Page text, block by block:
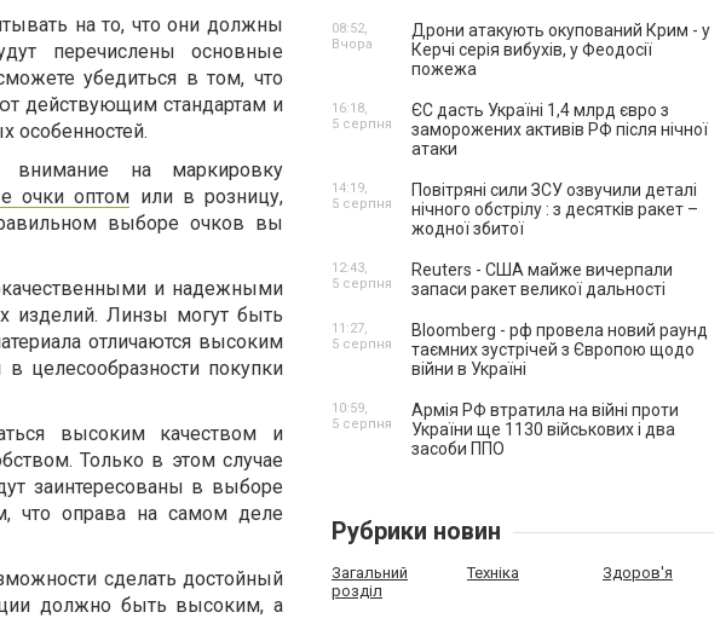
на то, что они должны
перечислены основные
убедиться в том, что
действующим стандартам и
особенностей.
на маркировку
очки оптом или в розницу,
выборе очков вы
и надежными
изделий. Линзы могут быть
отличаются высоким
целесообразности покупки
высоким качеством и
Только в этом случае
заинтересованы в выборе
что оправа на самом деле
сделать достойный
должно быть высоким, а
Дрони атакують окупований Крим - у
Керчі серія вибухів, у Феодосії
пожежа
08:52,
Вчора
ЄС дасть Україні 1,4 млрд євро з
заморожених активів РФ після нічної
атаки
16:18,
5 серпня
Повітряні сили ЗСУ озвучили деталі
нічного обстрілу : з десятків ракет –
жодної збитої
14:19,
5 серпня
Reuters - США майже вичерпали
запаси ракет великої дальності
12:43,
5 серпня
Bloomberg - рф провела новий раунд
таємних зустрічей з Європою щодо
війни в Україні
11:27,
5 серпня
Армія РФ втратила на війні проти
України ще 1130 військових і два
засоби ППО
10:59,
5 серпня
Рубрики новин
Загальний
розділ
Техніка Здоров'я